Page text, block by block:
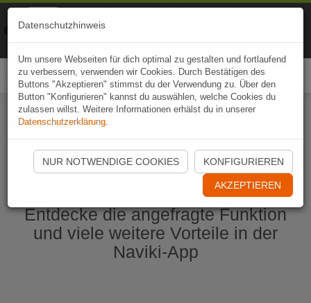
Naviki App jetzt öffnen
Entdecke die angefragte Funktion
und viele weitere Vorteile in der
Naviki-App
Datenschutzhinweis
Um unsere Webseiten für dich optimal zu gestalten und fortlaufend
zu verbessern, verwenden wir Cookies. Durch Bestätigen des
Buttons "Akzeptieren" stimmst du der Verwendung zu. Über den
Button "Konfigurieren" kannst du auswählen, welche Cookies du
zulassen willst. Weitere Informationen erhälst du in unserer
Datenschutzerklärung.
NUR NOTWENDIGE COOKIES KONFIGURIEREN
AKZEPTIEREN
Naviki